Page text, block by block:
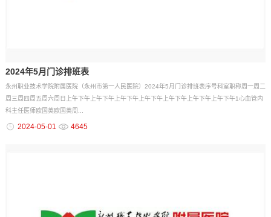
2024年5月门诊排班表
永州职业技术学院附属医院（永州市第一人民医院）2024年5月门诊排班表序号科室职称周一周二
周三周四周五周六周日上午下午上午下午上午下午上午下午上午下午上午下午上午下午1心血管内
科主任医师欧国英欧国英周...
2024-05-01 4645